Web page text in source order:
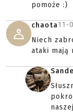
pomoże :)
chaota11-
Niech
ataki mają